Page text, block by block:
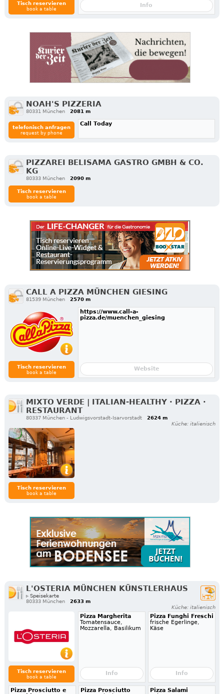
Tisch reservieren
book a table
Info
NOAH'S PIZZERIA
80331 München 2081 m
telefonisch anfragen
request by phone
Call Today
PIZZAREI BELISAMA GASTRO GMBH & CO.
KG
80333 München 2090 m
Tisch reservieren
book a table
CALL A PIZZA MÜNCHEN GIESING
81539 München 2570 m
Tisch reservieren
book a table
https://www.call-a-
pizza.de/muenchen_giesing
Website
MIXTO VERDE | ITALIAN-HEALTHY · PIZZA ·
RESTAURANT
80337 München - Ludwigsvorstadt-Isarvorstadt
2624 m
Küche: italienisch
Tisch reservieren
book a table
L'OSTERIA MÜNCHEN KÜNSTLERHAUS
▹ Speisekarte
80333 München
2633 m
Küche: italienisch
Tisch reservieren
book a table
Pizza Margherita
Tomatensauce,
Mozzarella, Basilikum
Info
Pizza Funghi Freschi
frische Egerlinge,
Käse
Info
Pizza Prosciutto e
Pizza Prosciutto
Pizza Salami